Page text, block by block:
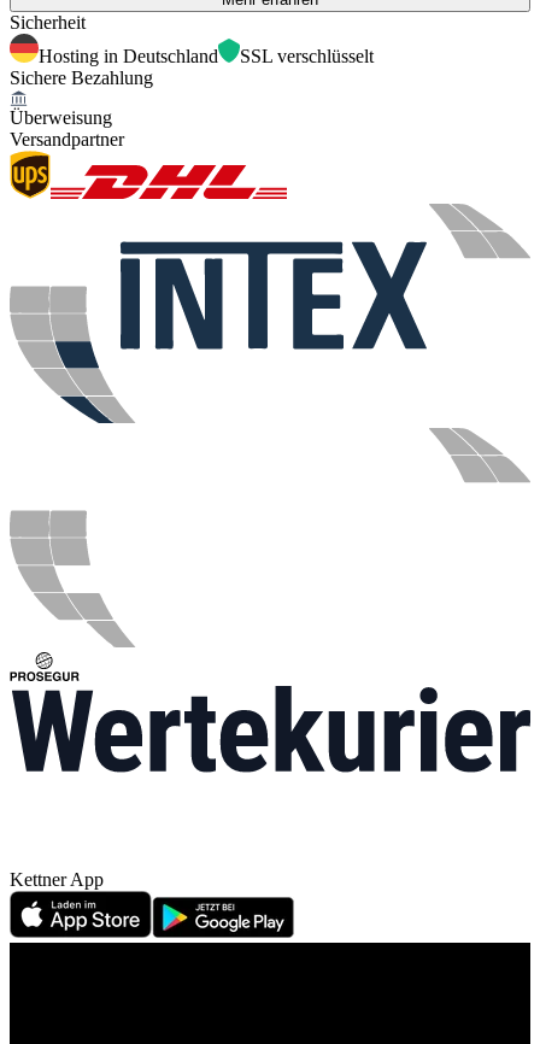
Sicherheit
Hosting in Deutschland
SSL verschlüsselt
Sichere Bezahlung
Überweisung
Versandpartner
Kettner App